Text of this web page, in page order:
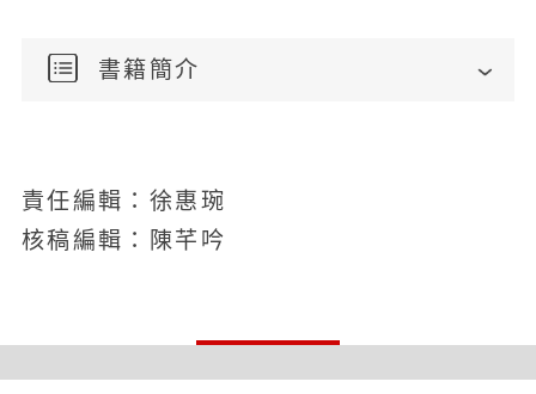
書籍簡介
責任編輯：徐惠琬
核稿編輯：陳芊吟